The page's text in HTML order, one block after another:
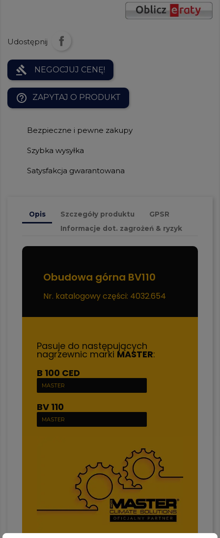
Udostępnij
gavel NEGOCJUJ CENĘ!
help_outline ZAPYTAJ O PRODUKT
Bezpieczne i pewne zakupy
Szybka wysyłka
Satysfakcja gwarantowana
Opis Szczegóły produktu
GPSR
Informacje dot. zagrożeń & ryzyk
Obudowa górna BV110
Nr. katalogowy części: 4032.654
Pasuje do następujących
nagrzewnic marki MASTER:
B 100 CED
MASTER
BV 110
MASTER